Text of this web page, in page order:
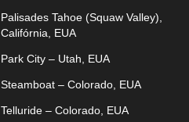
Palisades Tahoe (Squaw Valley),
Califórnia, EUA
Park City – Utah, EUA
Steamboat – Colorado, EUA
Telluride – Colorado, EUA